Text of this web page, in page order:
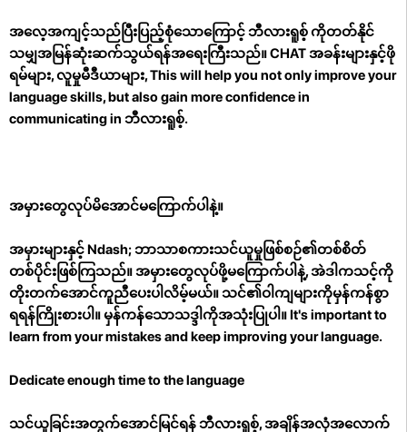
အလေ့အကျင့်သည်ပြီးပြည့်စုံသောကြောင့် ဘီလားရူစ့် ကိုတတ်နိုင်
သမျှအမြန်ဆုံးဆက်သွယ်ရန်အရေးကြီးသည်။ CHAT အခန်းများနှင့်ဖို
ရမ်များ, လူမှုမီဒီယာများ, This will help you not only improve your
language skills, but also gain more confidence in
communicating in ဘီလားရူစ့်.
အမှားတွေလုပ်မိအောင်မကြောက်ပါနဲ့။
အမှားများနှင့် Ndash; ဘာသာစကားသင်ယူမှုဖြစ်စဉ်၏တစ်စိတ်
တစ်ပိုင်းဖြစ်ကြသည်။ အမှားတွေလုပ်ဖို့မကြောက်ပါနဲ့, အဲဒါကသင့်ကို
တိုးတက်အောင်ကူညီပေးပါလိမ့်မယ်။ သင်၏ဝါကျများကိုမှန်ကန်စွာ
ရရန်ကြိုးစားပါ။ မှန်ကန်သောသဒ္ဒါကိုအသုံးပြုပါ။ It's important to
learn from your mistakes and keep improving your language.
Dedicate enough time to the language
သင်ယူခြင်းအတွက်အောင်မြင်ရန် ဘီလားရူစ့်, အချိန်အလုံအလောက်